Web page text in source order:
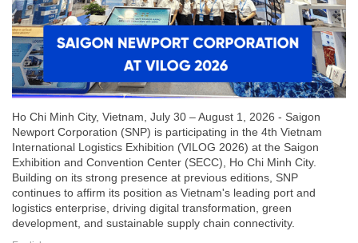
Ho Chi Minh City, Vietnam, July 30 – August 1, 2026 - Saigon
Newport Corporation (SNP) is participating in the 4th Vietnam
International Logistics Exhibition (VILOG 2026) at the Saigon
Exhibition and Convention Center (SECC), Ho Chi Minh City.
Building on its strong presence at previous editions, SNP
continues to affirm its position as Vietnam's leading port and
logistics enterprise, driving digital transformation, green
development, and sustainable supply chain connectivity.